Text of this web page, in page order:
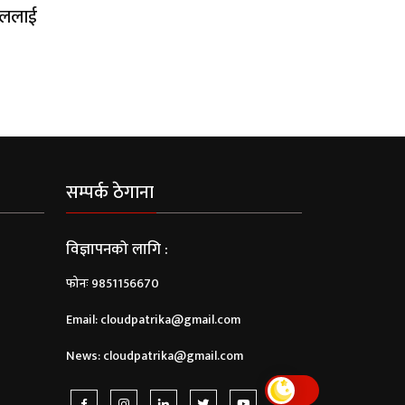
सम्पर्क ठेगाना
विज्ञापनको लागि :
फोनः 9851156670
Email:cloudpatrika@gmail.com
News:cloudpatrika@gmail.com